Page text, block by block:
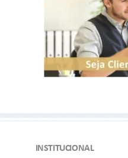
INSTITUCIONAL